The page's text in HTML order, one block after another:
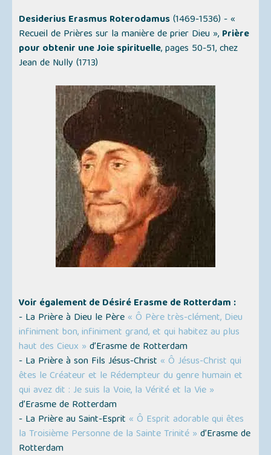
Desiderius Erasmus Roterodamus(1469-1536) - «
Recueil de Prières sur la manière de prier Dieu », Prière
pour obtenir une Joie spirituelle, pages 50-51, chez
Jean de Nully (1713)
Voir également de Désiré Erasme de Rotterdam :
- La Prière à Dieu le Père « Ô Père très-clément, Dieu
infiniment bon, infiniment grand, et qui habitez au plus
haut des Cieux » d’Erasme de Rotterdam
- La Prière à son Fils Jésus-Christ « Ô Jésus-Christ qui
êtes le Créateur et le Rédempteur du genre humain et
qui avez dit : Je suis la Voie, la Vérité et la Vie »
d’Erasme de Rotterdam
- La Prière au Saint-Esprit « Ô Esprit adorable qui êtes
la Troisième Personne de la Sainte Trinité » d’Erasme de
Rotterdam